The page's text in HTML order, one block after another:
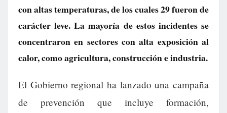
con altas temperaturas, de los cuales 29 fueron de
carácter leve. La mayoría de estos incidentes se
concentraron en sectores con alta exposición al
calor, como agricultura, construcción e industria.
El Gobierno regional ha lanzado una campaña
de prevención que incluye formación,